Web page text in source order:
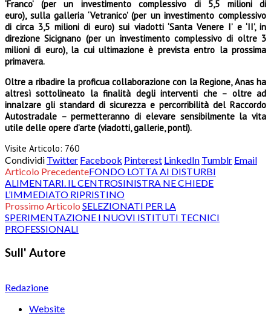
‘Franco’ (per un investimento complessivo di 5,5 milioni di
euro), sulla galleria ‘Vetranico’ (per un investimento complessivo
di circa 3,5 milioni di euro) sui viadotti ‘Santa Venere I’ e ‘II’, in
direzione Sicignano (per un investimento complessivo di oltre 3
milioni di euro), la cui ultimazione è prevista entro la prossima
primavera.
Oltre a ribadire la proficua collaborazione con la Regione, Anas ha
altresì sottolineato la finalità degli interventi che – oltre ad
innalzare gli standard di sicurezza e percorribilità del Raccordo
Autostradale – permetteranno di elevare sensibilmente la vita
utile delle opere d’arte (viadotti, gallerie, ponti).
Visite Articolo: 760
Condividi Twitter Facebook Pinterest LinkedIn Tumblr Email
Articolo PrecedenteFONDO LOTTA AI DISTURBI
ALIMENTARI. IL CENTROSINISTRA NE CHIEDE
L’IMMEDIATO RIPRISTINO
Prossimo Articolo SELEZIONATI PER LA
SPERIMENTAZIONE I NUOVI ISTITUTI TECNICI
PROFESSIONALI
Sull' Autore
Redazione
Website